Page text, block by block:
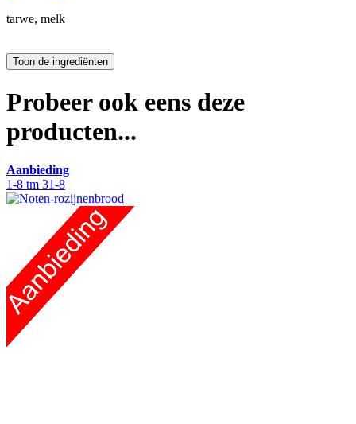
tarwe, melk
Probeer ook eens deze
producten...
Aanbieding
1-8 tm 31-8